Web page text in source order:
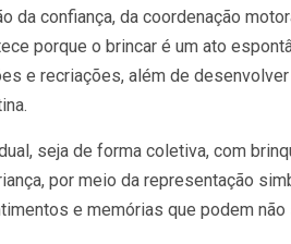
da confiança, da coordenação
porque o brincar é um ato
e recriações, além de
seja de forma coletiva, com
por meio da representação
e memórias que podem